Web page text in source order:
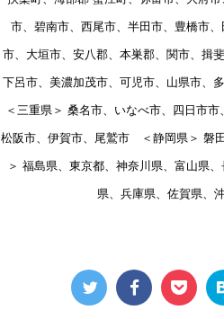
市、碧南市、西尾市、半田市、豊橋市
市、大垣市、安八郡、本巣郡、関市、揖
下呂市、美濃加茂市、可児市、山県市、
＜三重県＞ 桑名市、いなべ市、四日市市
松阪市、伊賀市、尾鷲市 ＜静岡県＞ 磐
＞ 福島県、東京都、神奈川県、富山県
県、兵庫県、佐賀県、